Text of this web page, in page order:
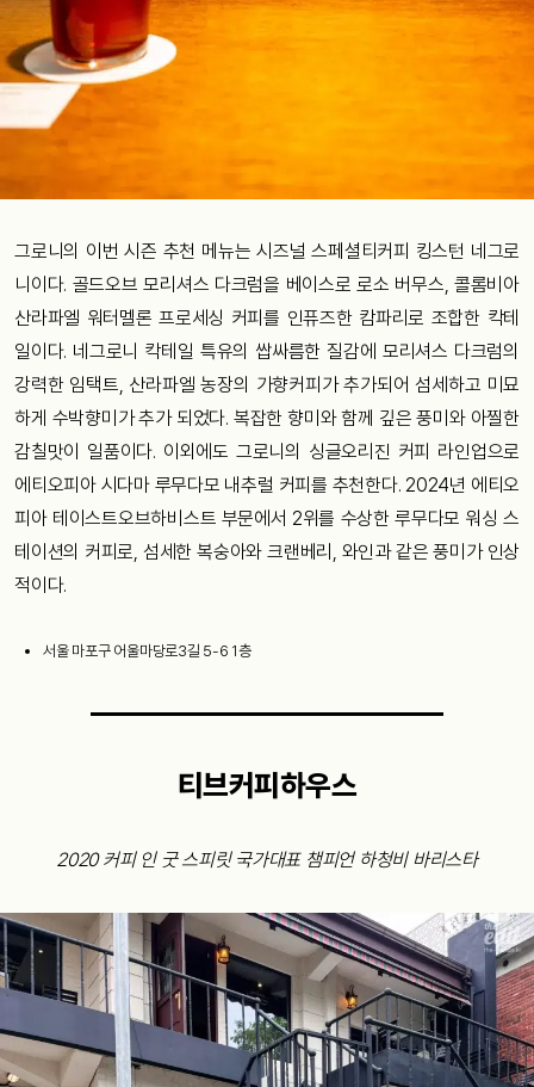
그로니의 이번 시즌 추천 메뉴는 시즈널 스페셜티커피 킹스턴 네그로
니이다. 골드오브 모리셔스 다크럼을 베이스로 로소 버무스, 콜롬비아
산라파엘 워터멜론 프로세싱 커피를 인퓨즈한 캄파리로 조합한 칵테
일이다. 네그로니 칵테일 특유의 쌉싸름한 질감에 모리셔스 다크럼의
강력한 임택트, 산라파엘 농장의 가향커피가 추가되어 섬세하고 미묘
하게 수박향미가 추가 되었다. 복잡한 향미와 함께 깊은 풍미와 아찔한
감칠맛이 일품이다. 이외에도 그로니의 싱글오리진 커피 라인업으로
에티오피아 시다마 루무다모 내추럴 커피를 추천한다. 2024년 에티오
피아 테이스트오브하비스트 부문에서 2위를 수상한 루무다모 워싱 스
테이션의 커피로, 섬세한 복숭아와 크랜베리, 와인과 같은 풍미가 인상
적이다.
서울 마포구 어울마당로3길 5-6 1층
티브커피하우스
2020 커피 인 굿 스피릿 국가대표 챔피언 하청비 바리스타